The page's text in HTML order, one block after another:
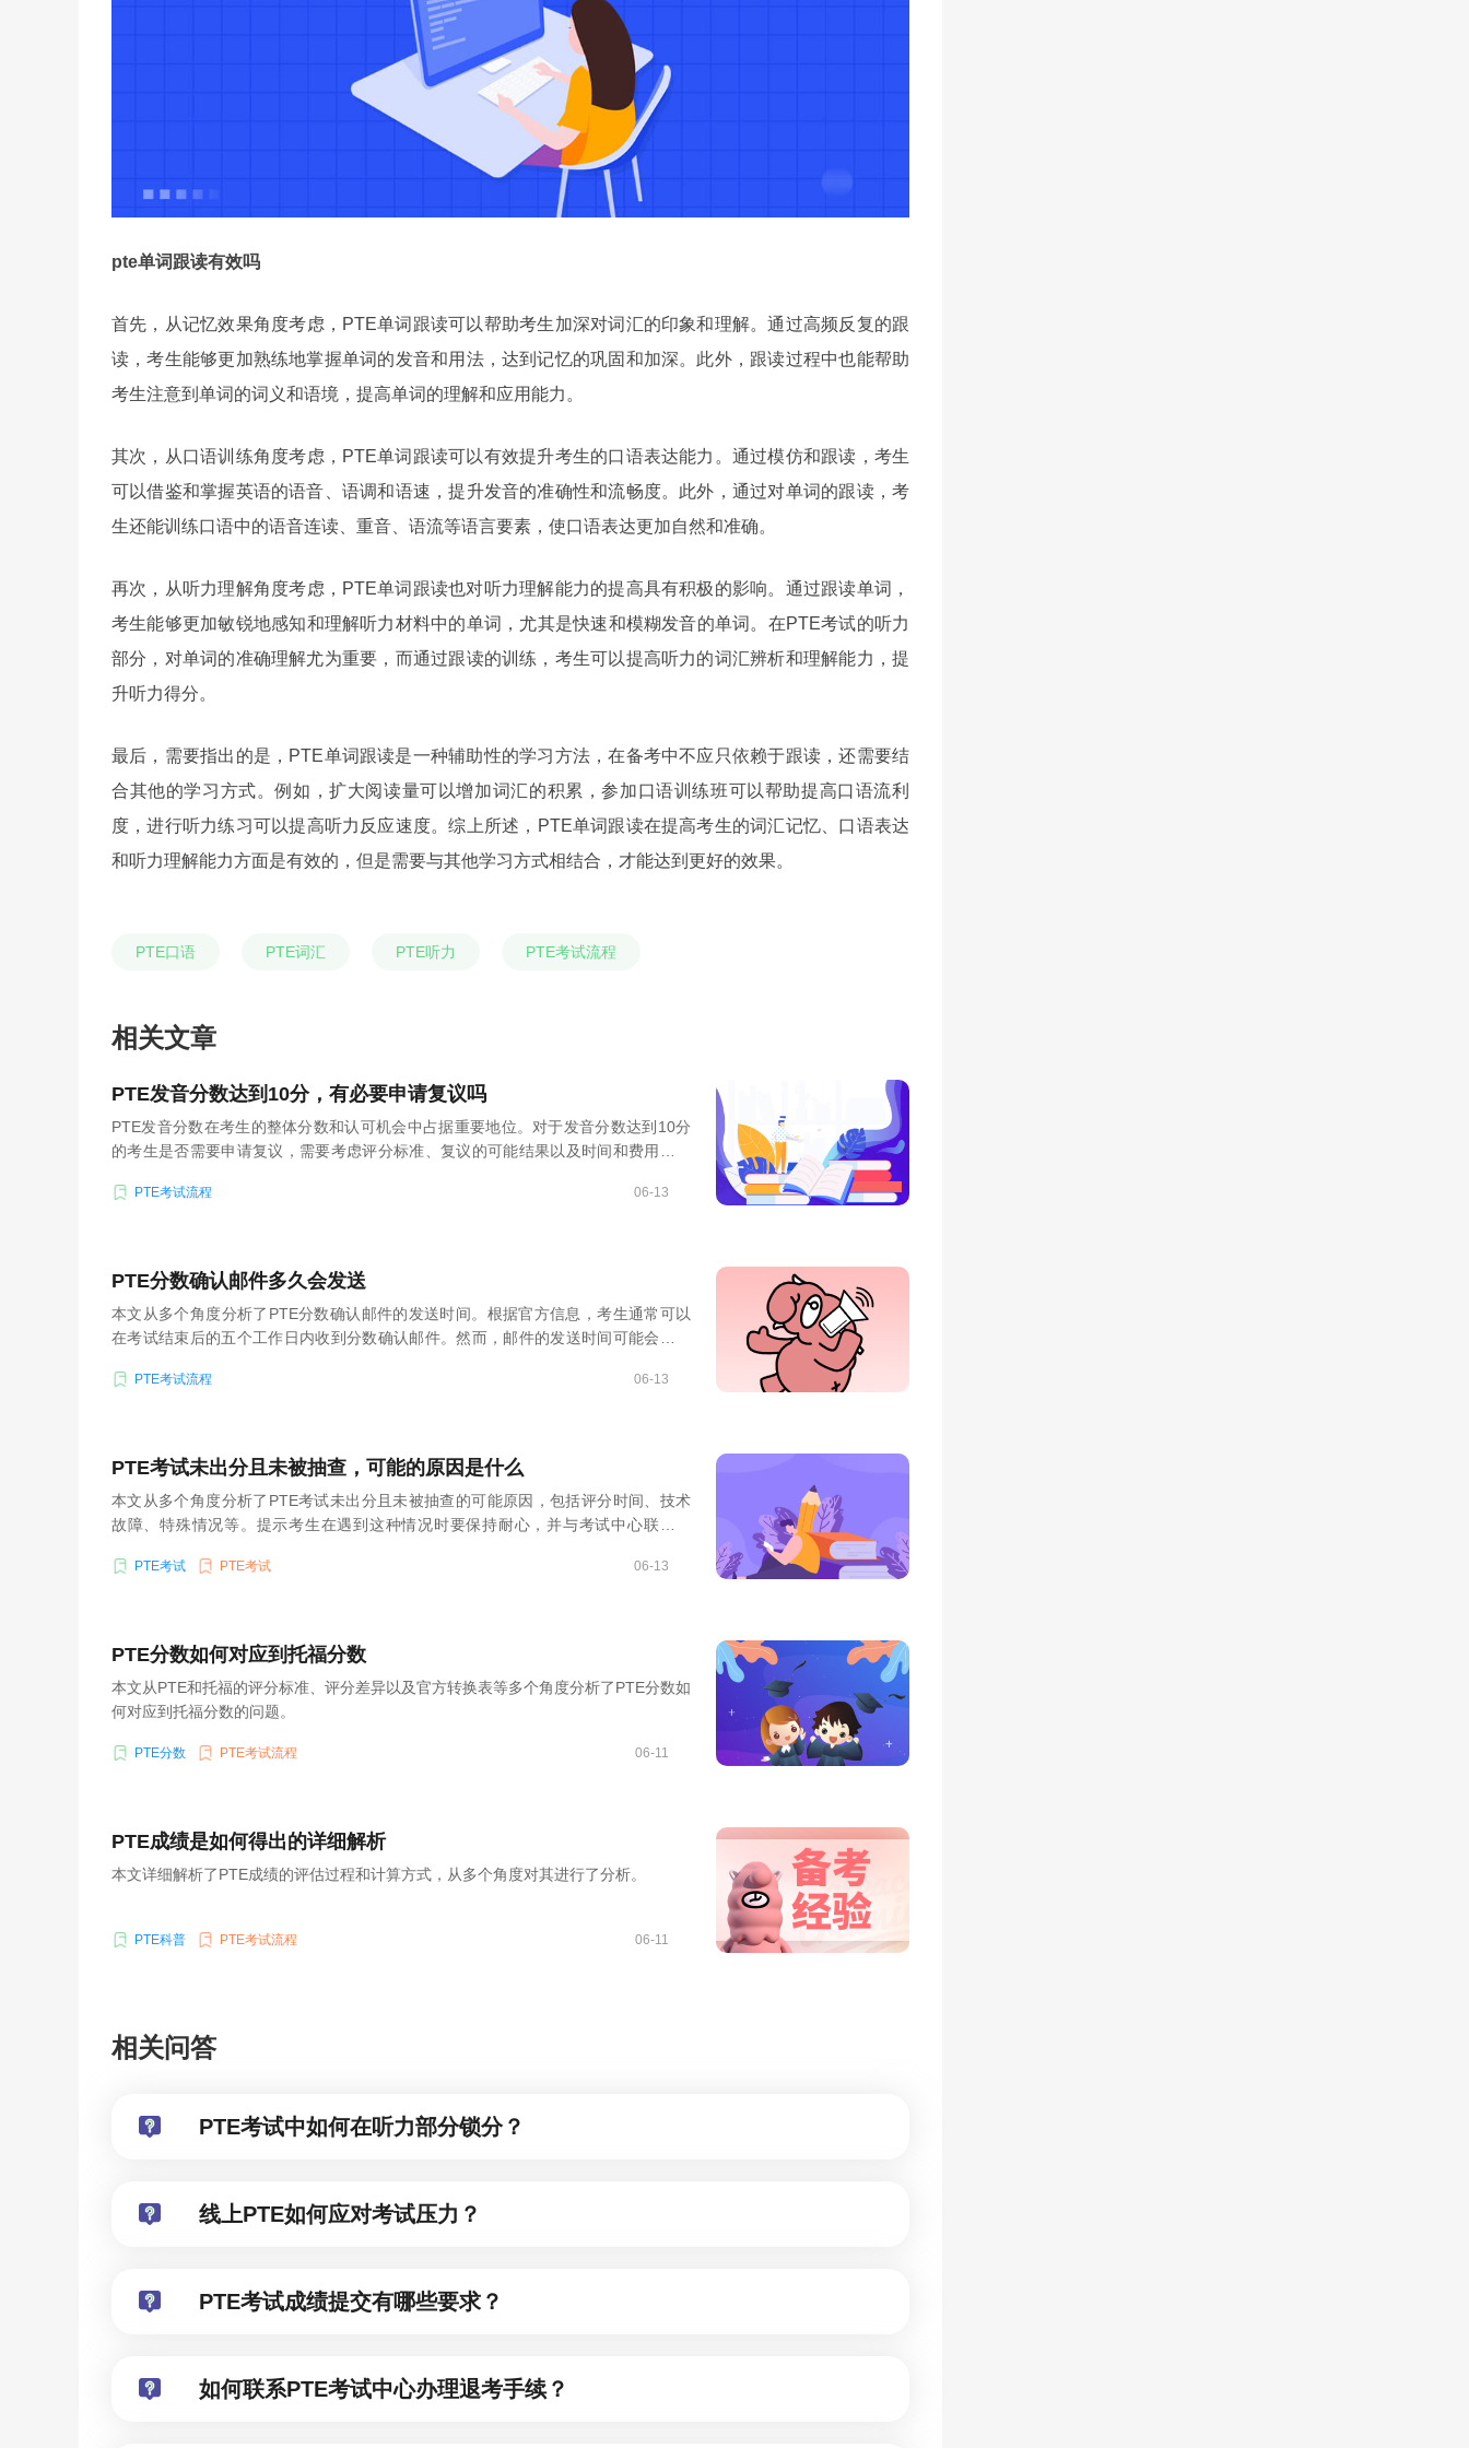
pte单词跟读有效吗
首先，从记忆效果角度考虑，PTE单词跟读可以帮助考生加深对词汇的印象和理解。通过高频反复的跟
读，考生能够更加熟练地掌握单词的发音和用法，达到记忆的巩固和加深。此外，跟读过程中也能帮助
考生注意到单词的词义和语境，提高单词的理解和应用能力。
其次，从口语训练角度考虑，PTE单词跟读可以有效提升考生的口语表达能力。通过模仿和跟读，考生
可以借鉴和掌握英语的语音、语调和语速，提升发音的准确性和流畅度。此外，通过对单词的跟读，考
生还能训练口语中的语音连读、重音、语流等语言要素，使口语表达更加自然和准确。
再次，从听力理解角度考虑，PTE单词跟读也对听力理解能力的提高具有积极的影响。通过跟读单词，
考生能够更加敏锐地感知和理解听力材料中的单词，尤其是快速和模糊发音的单词。在PTE考试的听力
部分，对单词的准确理解尤为重要，而通过跟读的训练，考生可以提高听力的词汇辨析和理解能力，提
升听力得分。
最后，需要指出的是，PTE单词跟读是一种辅助性的学习方法，在备考中不应只依赖于跟读，还需要结
合其他的学习方式。例如，扩大阅读量可以增加词汇的积累，参加口语训练班可以帮助提高口语流利
度，进行听力练习可以提高听力反应速度。综上所述，PTE单词跟读在提高考生的词汇记忆、口语表达
和听力理解能力方面是有效的，但是需要与其他学习方式相结合，才能达到更好的效果。
PTE口语 PTE词汇 PTE听力 PTE考试流程
相关文章
PTE发音分数达到10分，有必要申请复议吗
PTE发音分数在考生的整体分数和认可机会中占据重要地位。对于发音分数达到10分
的考生是否需要申请复议，需要考虑评分标准、复议的可能结果以及时间和费用等因
PTE考试流程 06-13
PTE分数确认邮件多久会发送
本文从多个角度分析了PTE分数确认邮件的发送时间。根据官方信息，考生通常可以
在考试结束后的五个工作日内收到分数确认邮件。然而，邮件的发送时间可能会受到
PTE考试流程 06-13
PTE考试未出分且未被抽查，可能的原因是什么
本文从多个角度分析了PTE考试未出分且未被抽查的可能原因，包括评分时间、技术
故障、特殊情况等。提示考生在遇到这种情况时要保持耐心，并与考试中心联系解
PTE考试 PTE考试 06-13
PTE分数如何对应到托福分数
本文从PTE和托福的评分标准、评分差异以及官方转换表等多个角度分析了PTE分数如
何对应到托福分数的问题。
PTE分数 PTE考试流程 06-11
PTE成绩是如何得出的详细解析
本文详细解析了PTE成绩的评估过程和计算方式，从多个角度对其进行了分析。
PTE科普 PTE考试流程 06-11
相关问答
PTE考试中如何在听力部分锁分？
线上PTE如何应对考试压力？
PTE考试成绩提交有哪些要求？
如何联系PTE考试中心办理退考手续？